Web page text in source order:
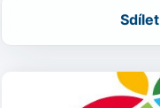
Sdílet